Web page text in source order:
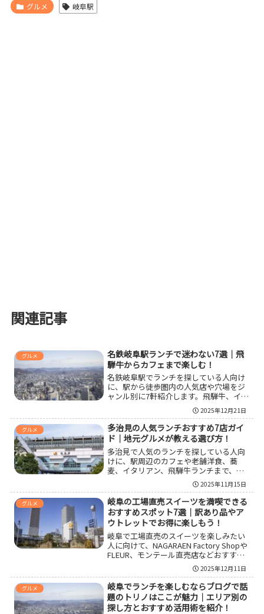
グルメ 岐阜駅
関連記事
グルメ
名鉄岐阜駅ランチで迷わない7選｜飛
騨牛からカフェまで楽しむ！
名鉄岐阜駅でランチを探している人向け
に、駅から徒歩圏内の人気店や穴場をジ
ャンル別に7軒紹介します。飛騨牛、イタ
リアン、味噌かつ、ハンバーガーなどの
名店を予算とシーン別の選び方、所要時
間の目安とあわせて整理しているので、
仕事や観光の合間の店選びに役立ちま
す。
2025年12月21日
グルメ
多治見の人気ランチおすすめ7店ガイ
ド｜地元グルメが教える選び方！
多治見で人気のランチを探している人向
けに、駅周辺のカフェや老舗洋食、蕎
麦、イタリアン、飛騨牛ランチまで、多
治見の人気ランチスポット7店とエリア
別・シーン別の選び方をまとめて紹介し
ます。
2025年11月15日
グルメ
岐阜の工場直売スイーツを満喫できる
おすすめスポット7選｜訳あり品やア
ウトレットでお得に楽しもう！
岐阜で工場直売のスイーツを楽しみたい
人に向けて、NAGARAEN Factory Shopや
FLEUR、モンテール直売店などおすすめ
スポット7カ所を厳選紹介。アウトレット
品やB級品の特徴、選び方のコツ、保存方
法やシェアのアイデアまで具体的にまと
めているので、岐阜でお得にスイーツ巡
りをしたい人に役立つ内容です。
2025年12月11日
グルメ
岐阜でランチを楽しむならブログで話
題のトリノはここが魅力｜エリア別の
探し方とおすすめ活用術を紹介！